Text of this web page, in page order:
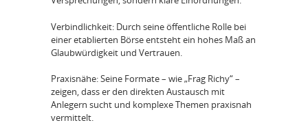
Verbindlichkeit: Durch seine öffentliche Rolle bei
einer etablierten Börse entsteht ein hohes Maß an
Glaubwürdigkeit und Vertrauen.
Praxisnähe: Seine Formate – wie „Frag Richy“ –
zeigen, dass er den direkten Austausch mit
Anlegern sucht und komplexe Themen praxisnah
vermittelt.